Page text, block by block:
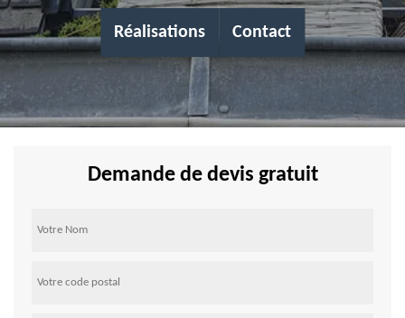
Réalisations Contact
Demande de devis gratuit